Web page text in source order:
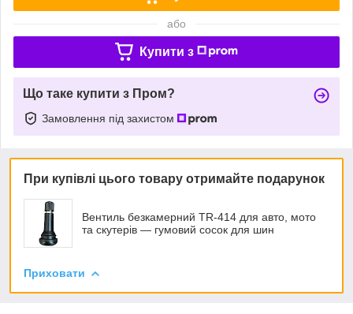
або
Купити з
Що таке купити з Пром?
Замовлення під захистом
При купівлі цього товару отримайте подарунок
Вентиль безкамерний TR-414 для авто, мото
та скутерів — гумовий сосок для шин
Приховати